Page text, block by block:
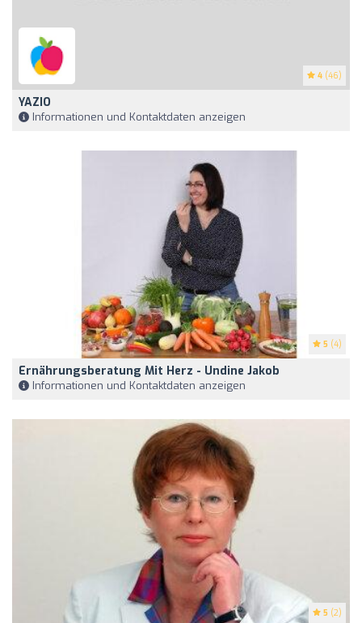
4 (46)
YAZIO
Informationen und Kontaktdaten anzeigen
5 (4)
Ernährungsberatung Mit Herz - Undine Jakob
Informationen und Kontaktdaten anzeigen
5 (2)